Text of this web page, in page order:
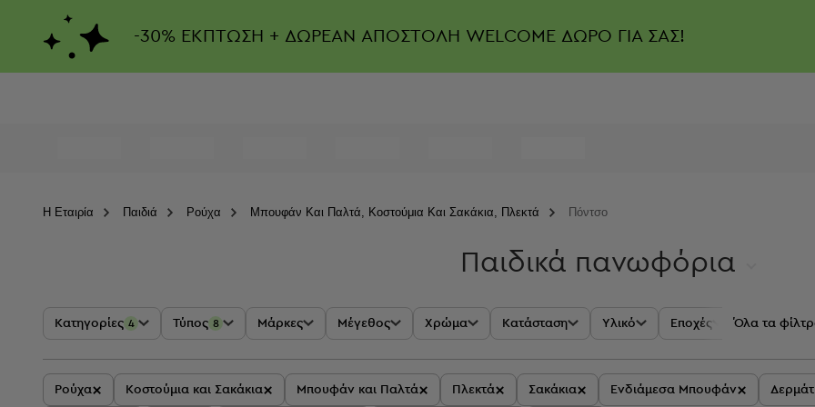
-30% ΕΚΠΤΩΣΗ + ΔΩΡΕΑΝ ΑΠΟΣΤΟΛΗ WELCOME ΔΩΡΟ ΓΙΑ ΣΑΣ!
Η Eταιρία Παιδιά Ρούχα Μπουφάν Και Παλτά, Κοστούμια Και Σακάκια, Πλεκτά Πόντσο
Παιδικά πανωφόρια
Κατηγορίες 4 Τύπος 8 Μάρκες Μέγεθος Χρώμα Κατάσταση Υλικό Εποχές Όλα τα
Ρούχα× Κοστούμια και Σακάκια× Μπουφάν και Παλτά× Πλεκτά× Σακάκια× Ενδιάμεσα Μπουφάν×